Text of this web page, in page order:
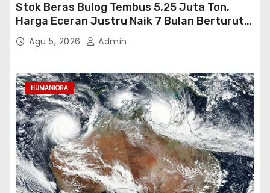
Stok Beras Bulog Tembus 5,25 Juta Ton,
Harga Eceran Justru Naik 7 Bulan Berturut-
TurutAgu 5, 2026 Admin
HUMANIORA